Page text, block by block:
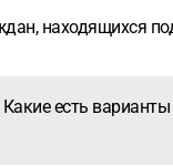
находящихся
есть варианты